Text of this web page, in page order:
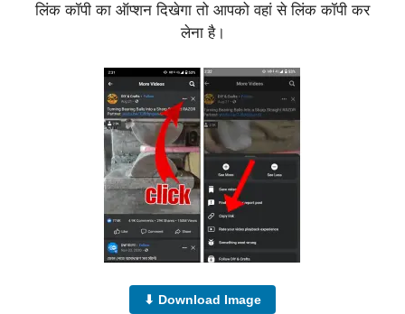
लिंक कॉपी का ऑप्शन दिखेगा तो आपको वहां से लिंक कॉपी कर
लेना है।
⬇ Download Image